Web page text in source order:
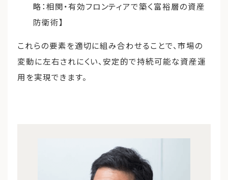
略：相関・有効フロンティアで築く富裕層の資産
防衛術】
これらの要素を適切に組み合わせることで、市場の
変動に左右されにくい、安定的で持続可能な資産運
用を実現できます。